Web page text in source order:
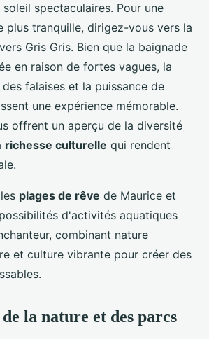
spectaculaires. Pour une
plus tranquille, dirigez-vous vers la
Gris Gris. Bien que la baignade
en raison de fortes vagues, la
falaises et la puissance de
une expérience mémorable.
offrent un aperçu de la diversité
richesse culturelle qui rendent
plages de rêve de Maurice et
d'activités aquatiques
combinant nature
et culture vibrante pour créer des
la nature et des parcs